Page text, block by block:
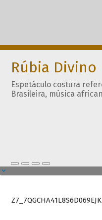
Rúbia Divino
Espetáculo costura
Brasileira, música